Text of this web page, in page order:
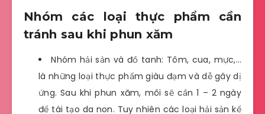
Nhóm các loại thực phẩm cần
tránh sau khi phun xăm
Nhóm hải sản và đồ tanh: Tôm, cua, mực,…
là những loại thực phẩm giàu đạm và dễ gây dị
ứng. Sau khi phun xăm, môi sẽ cần 1 – 2 ngày
để tái tạo da non. Tuy nhiên các loại hải sản kể